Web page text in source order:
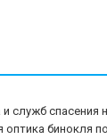
служб спасения
оптика бинокля